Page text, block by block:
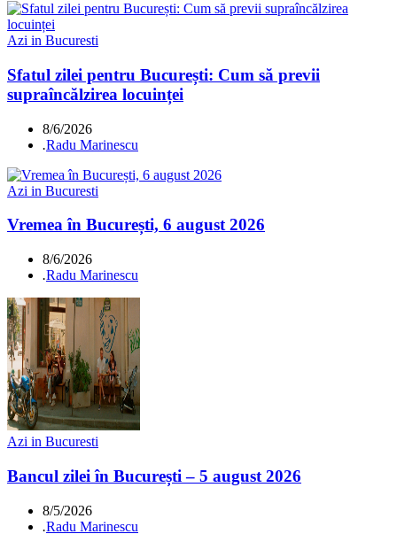
Azi in Bucuresti
Sfatul zilei pentru București: Cum să previi
supraîncălzirea locuinței
8/6/2026
.Radu Marinescu
Azi in Bucuresti
Vremea în București, 6 august 2026
8/6/2026
.Radu Marinescu
Azi in Bucuresti
Bancul zilei în București – 5 august 2026
8/5/2026
.Radu Marinescu